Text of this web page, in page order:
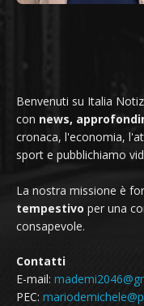
Benvenuti su Italia
con news,
cronaca, l'economia,
sport e pubblichiamo
La nostra missione è
tempestivo per una
consapevole.
Contatti
E-mail:
PEC: